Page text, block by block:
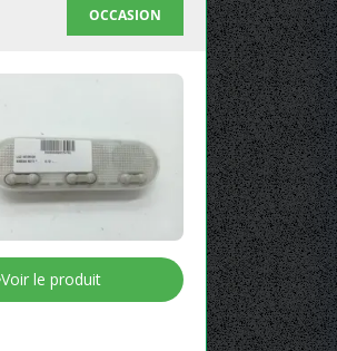
OCCASION
Voir le produit